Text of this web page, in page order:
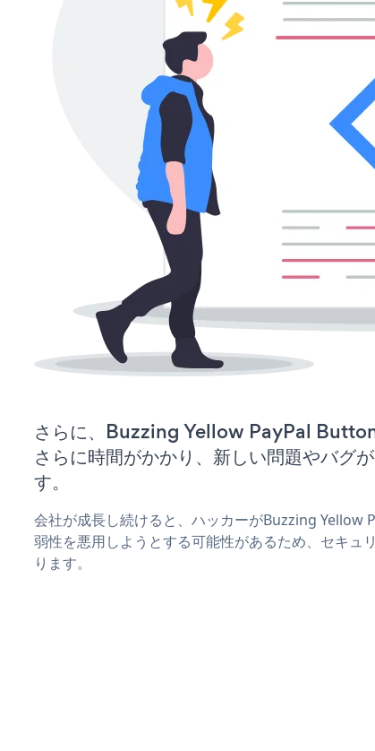
さらに、Buzzing Yellow PayPal
さらに時間がかかり、新しい問題やバグ
す。
会社が成長し続けると、ハッカーがBuzzing Yellow
弱性を悪用しようとする可能性があるため、セキュ
ります。